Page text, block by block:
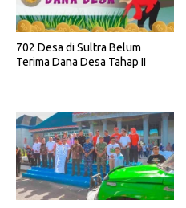
702 Desa di Sultra Belum
Terima Dana Desa Tahap II